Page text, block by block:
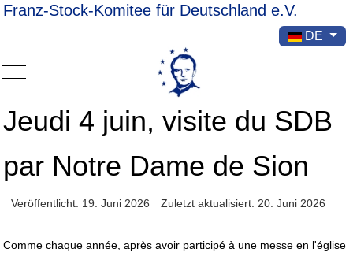
Franz-Stock-Komitee für Deutschland e.V.
Sprache
DE
Mobile Menu Toggle
Jeudi 4 juin, visite du SDB
par Notre Dame de Sion
Veröffentlicht: 19. Juni 2026 Zuletzt aktualisiert: 20. Juni 2026
Comme chaque année, après avoir participé à une messe en l'église